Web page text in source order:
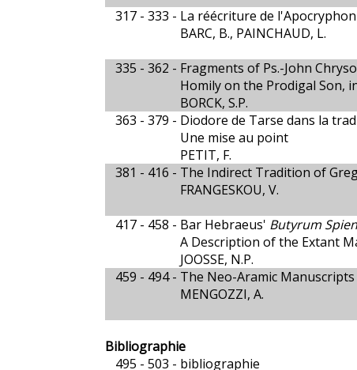
317 - 333 - La réécriture de
BARC, B., PAINCHAUD, L.
335 - 362 - Fragments of Ps.-John
Homily on the Prodigal Son,
BORCK, S.P.
363 - 379 - Diodore de Tarse dans la
Une mise au point
PETIT, F.
381 - 416 - The Indirect Tradition of
FRANGESKOU, V.
417 - 458 - Bar Hebraeus' Butyrum
A Description of the Extant
JOOSSE, N.P.
459 - 494 - The Neo-Aramic
MENGOZZI, A.
Bibliographie
495 - 503 - bibliographie